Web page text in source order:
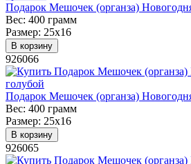
Подарок Мешочек (органза)
Вес: 400 грамм
Размер: 25х16
В корзину
926066
Подарок Мешочек (органза)
Вес: 400 грамм
Размер: 25х16
В корзину
926065